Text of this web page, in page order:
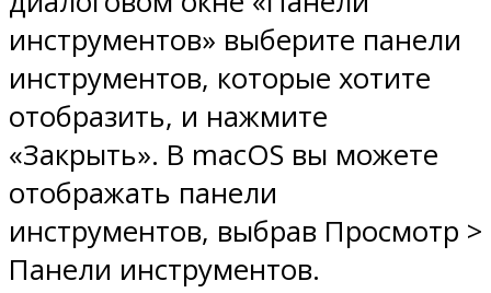
инструментов» выберите панели
инструментов, которые хотите
отобразить, и нажмите
«Закрыть». В macOS вы можете
отображать панели
инструментов, выбрав Просмотр >
Панели инструментов.